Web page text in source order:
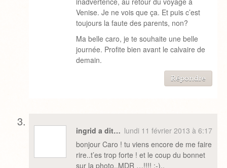
Venise. Je ne vois que ça. Et puis c’est
toujours la faute des parents, non?
Ma belle caro, je te souhaite une belle
journée. Profite bien avant le calvaire de
demain.
Répondre
ingrid a dit… lundi 11 février 2013 à 6:17
bonjour Caro ! tu viens encore de me faire
rire..t’es trop forte ! et le coup du bonnet
sur la photo..MDR …!!!! ;-)..